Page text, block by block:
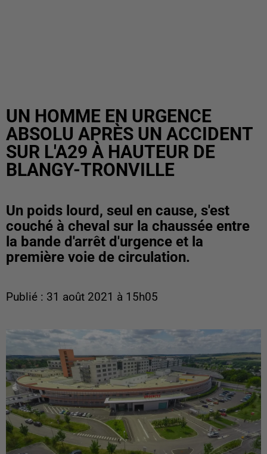
UN HOMME EN URGENCE
ABSOLU APRÈS UN ACCIDENT
SUR L'A29 À HAUTEUR DE
BLANGY-TRONVILLE
Un poids lourd, seul en cause, s'est
couché à cheval sur la chaussée entre
la bande d'arrêt d'urgence et la
première voie de circulation.
Publié : 31 août 2021 à 15h05